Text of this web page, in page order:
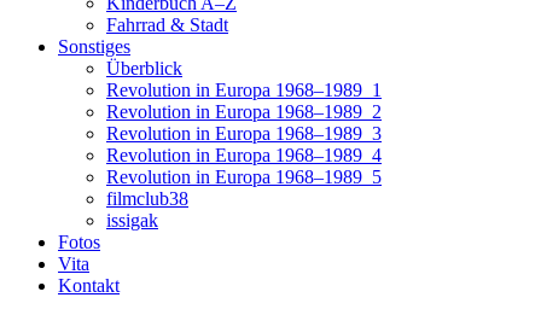
Fahrrad & Stadt
Sonstiges
Überblick
Revolution in Europa 1968–1989_1
Revolution in Europa 1968–1989_2
Revolution in Europa 1968–1989_3
Revolution in Europa 1968–1989_4
Revolution in Europa 1968–1989_5
filmclub38
issigak
Fotos
Vita
Kontakt